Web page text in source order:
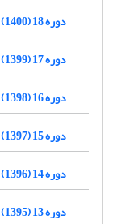
دوره 18 (1400)
دوره 17 (1399)
دوره 16 (1398)
دوره 15 (1397)
دوره 14 (1396)
دوره 13 (1395)